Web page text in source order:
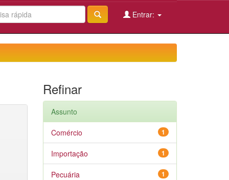
Entrar:
Refinar
Assunto
1
Comércio
1
Importação
1
Pecuária